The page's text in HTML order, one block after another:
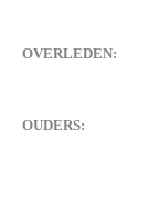
OVERLEDEN:
OUDERS: